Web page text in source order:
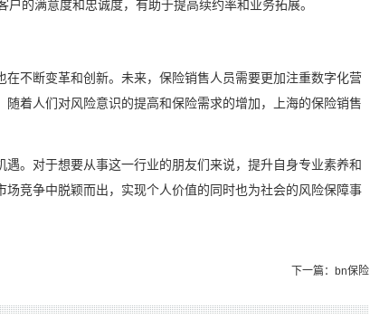
的满意度和忠诚度，有助于提高续约率和业务拓展。
不断变革和创新。未来，保险销售人员需要更加注重数字化营
着人们对风险意识的提高和保险需求的增加，上海的保险销售
。对于想要从事这一行业的朋友们来说，提升自身专业素养和
竞争中脱颖而出，实现个人价值的同时也为社会的风险保障事
下一篇：bn保险